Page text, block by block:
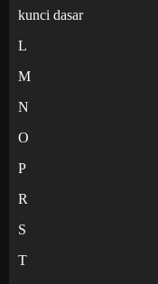
kunci dasar
L
M
N
O
P
R
S
T